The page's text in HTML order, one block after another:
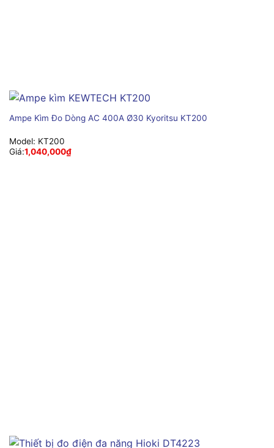
Ampe Kìm Đo Dòng AC 400A Ø30 Kyoritsu KT200
Model: KT200
Giá:1,040,000₫